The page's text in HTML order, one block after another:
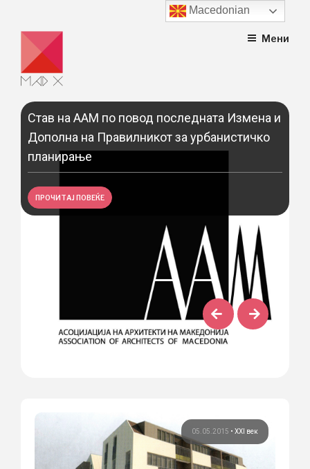
content
Мени
Став на ААМ по повод последната Измена и
Дополна на Правилникот за урбанистичко
планирање
ПРОЧИТАЈ ПОВЕЌЕ
05.05.2015 • XXI век
Macedonian